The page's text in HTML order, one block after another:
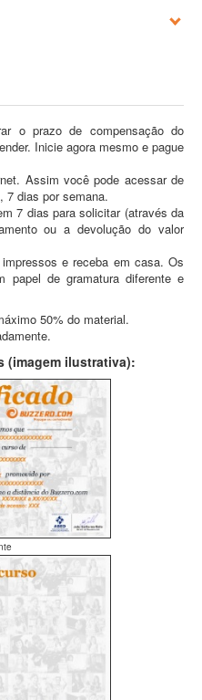
o prazo de compensação do
Inicie agora mesmo e pague
Assim você pode acessar de
7 dias por semana.
7 dias para solicitar (através da
ou a devolução do valor
e receba em casa. Os
papel de gramatura diferente e
50% do material.
(imagem ilustrativa):